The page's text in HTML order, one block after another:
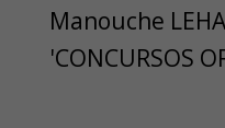
Manouche
'CONCURSOS